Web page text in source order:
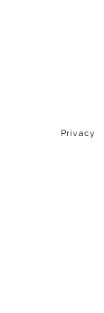
Privacy